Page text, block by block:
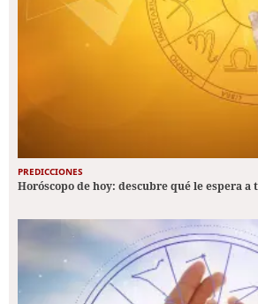
PREDICCIONES
Horóscopo de hoy: descubre qué le espera a